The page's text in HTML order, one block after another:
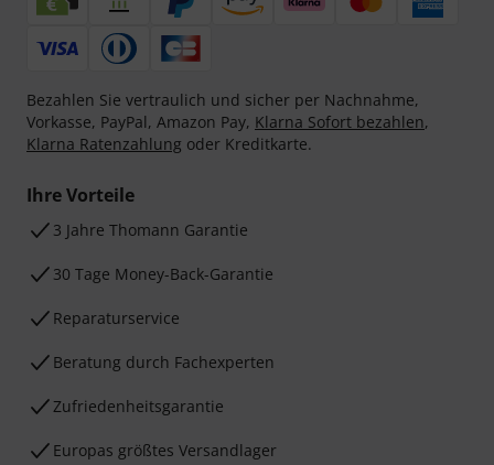
Bezahlen Sie vertraulich und sicher per Nachnahme,
Vorkasse, PayPal, Amazon Pay, Klarna Sofort bezahlen,
Klarna Ratenzahlung oder Kreditkarte.
Ihre Vorteile
3 Jahre Thomann Garantie
30 Tage Money-Back-Garantie
Reparaturservice
Beratung durch Fachexperten
Zufriedenheitsgarantie
Europas größtes Versandlager